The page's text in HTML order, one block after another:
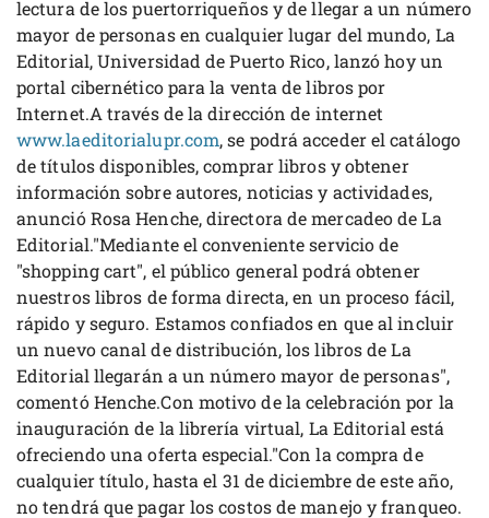
lectura de los puertorriqueños y de llegar a un número
mayor de personas en cualquier lugar del mundo, La
Editorial, Universidad de Puerto Rico, lanzó hoy un
portal cibernético para la venta de libros por
Internet.A través de la dirección de internet
www.laeditorialupr.com, se podrá acceder el catálogo
de títulos disponibles, comprar libros y obtener
información sobre autores, noticias y actividades,
anunció Rosa Henche, directora de mercadeo de La
Editorial."Mediante el conveniente servicio de
"shopping cart", el público general podrá obtener
nuestros libros de forma directa, en un proceso fácil,
rápido y seguro. Estamos confiados en que al incluir
un nuevo canal de distribución, los libros de La
Editorial llegarán a un número mayor de personas",
comentó Henche.Con motivo de la celebración por la
inauguración de la librería virtual, La Editorial está
ofreciendo una oferta especial."Con la compra de
cualquier título, hasta el 31 de diciembre de este año,
no tendrá que pagar los costos de manejo y franqueo.